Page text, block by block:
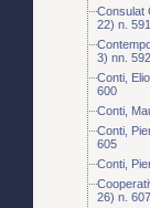
Consulat
22) n. 591
3) nn.
Conti,
600
Conti,
Conti,
605
Conti,
26) n. 607